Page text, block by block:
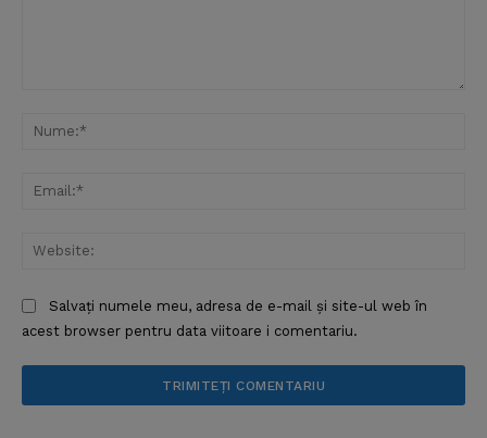
Salvați numele meu, adresa de e-mail și site-ul web în
acest browser pentru data viitoare i comentariu.